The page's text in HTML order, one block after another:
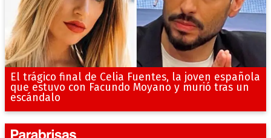
El trágico final de Celia Fuentes, la joven española
que estuvo con Facundo Moyano y murió tras un
escándalo